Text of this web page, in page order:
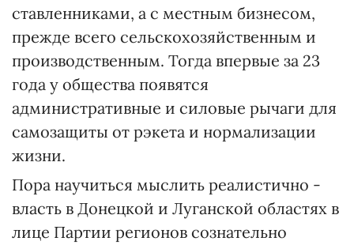
ставленниками, а с местным бизнесом,
прежде всего сельскохозяйственным и
производственным. Тогда впервые за 23
года у общества появятся
административные и силовые рычаги для
самозащиты от рэкета и нормализации
жизни.
Пора научиться мыслить реалистично -
власть в Донецкой и Луганской областях в
лице Партии регионов сознательно